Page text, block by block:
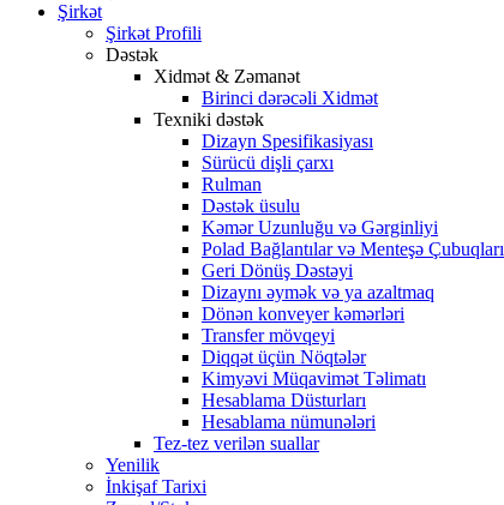
Şirkət
Şirkət Profili
Dəstək
Xidmət & Zəmanət
Birinci dərəcəli Xidmət
Texniki dəstək
Dizayn Spesifikasiyası
Sürücü dişli çarxı
Rulman
Dəstək üsulu
Kəmər Uzunluğu və Gərginliyi
Polad Bağlantılar və Menteşə Çubuqları
Geri Dönüş Dəstəyi
Dizaynı əymək və ya azaltmaq
Dönən konveyer kəmərləri
Transfer mövqeyi
Diqqət üçün Nöqtələr
Kimyəvi Müqavimət Təlimatı
Hesablama Düsturları
Hesablama nümunələri
Tez-tez verilən suallar
Yenilik
İnkişaf Tarixi